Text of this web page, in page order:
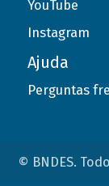
YouTube
Instagram
Ajuda
Perguntas
© BNDES.